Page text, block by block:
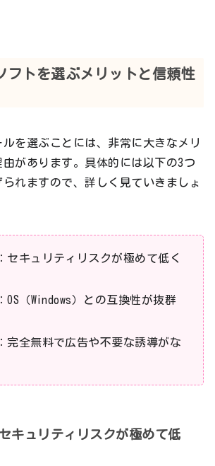
フトを選ぶメリットと信頼性
を選ぶことには、非常に大きなメリ
由があります。具体的には以下の3つ
れますので、詳しく見ていきましょ
セキュリティリスクが極めて低く
OS（Windows）との互換性が抜群
完全無料で広告や不要な誘導がな
キュリティリスクが極めて低